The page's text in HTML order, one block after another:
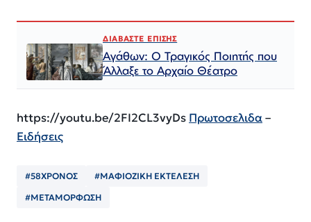
ΔΙΑΒΑΣΤΕ ΕΠΙΣΗΣ
Αγάθων: Ο Τραγικός Ποιητής που
Άλλαξε το Αρχαίο Θέατρο
https://youtu.be/2FI2CL3vyDs Πρωτοσελιδα–
Ειδήσεις
#58ΧΡΟΝΟΣ #ΜΑΦΙΟΖΙΚΗ ΕΚΤΕΛΕΣΗ
#ΜΕΤΑΜΟΡΦΩΣΗ